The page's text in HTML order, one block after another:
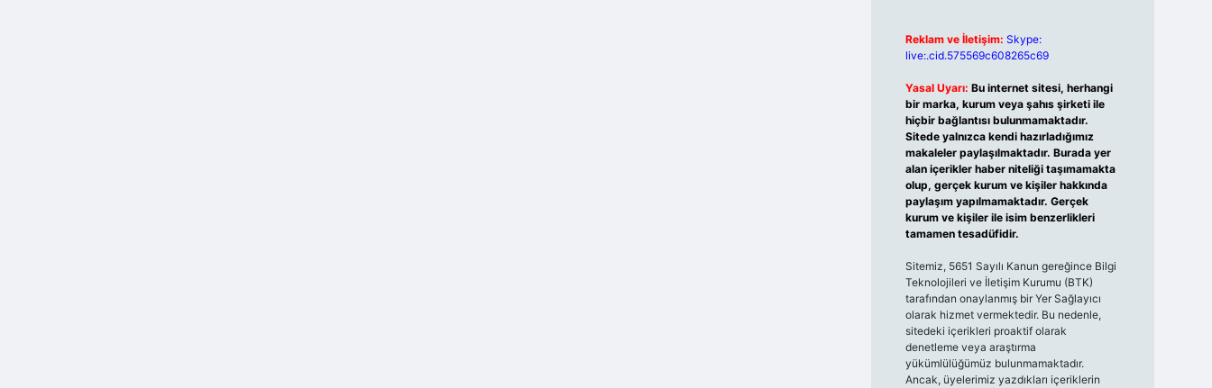
Reklam ve İletişim: Skype:
live:.cid.575569c608265c69
Yasal Uyarı: Bu internet sitesi, herhangi
bir marka, kurum veya şahıs şirketi ile
hiçbir bağlantısı bulunmamaktadır.
Sitede yalnızca kendi hazırladığımız
makaleler paylaşılmaktadır. Burada yer
alan içerikler haber niteliği taşımamakta
olup, gerçek kurum ve kişiler hakkında
paylaşım yapılmamaktadır. Gerçek
kurum ve kişiler ile isim benzerlikleri
tamamen tesadüfidir.
Sitemiz, 5651 Sayılı Kanun gereğince Bilgi
Teknolojileri ve İletişim Kurumu (BTK)
tarafından onaylanmış bir Yer Sağlayıcı
olarak hizmet vermektedir. Bu nedenle,
sitedeki içerikleri proaktif olarak
denetleme veya araştırma
yükümlülüğümüz bulunmamaktadır.
Ancak, üyelerimiz yazdıkları içeriklerin